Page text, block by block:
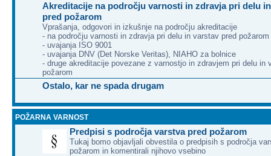
Akreditacije na področju varnosti in zdravja pri delu
pred požarom
Vprašanja, odgovori in izkušnje na področju akreditacije
- na področju varnosti in zdravja pri delu in varstav pred požarom
- uvajanja ISO 9001
- uvajanja DNV (Det Norske Veritas), NIAHO za bolnice
- druge akreditacije povezane z varnostjo in zdravjem pri delu in
požarom
Ostalo, kar ne spada drugam
POŽARNA VARNOST
Predpisi s področja varstva pred požarom
Tukaj bomo objavljali obvestila o predpisih s področja
požarom in komentirali njihovo vsebino